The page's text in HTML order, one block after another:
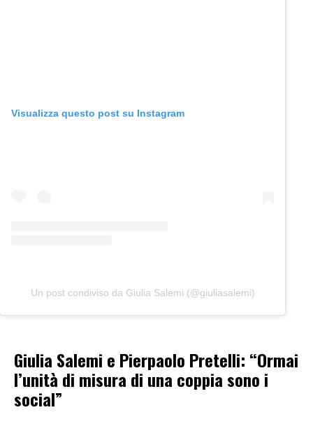
Visualizza questo post su Instagram
Un post condiviso da Giulia Salemi (@giuliasalemi)
Giulia Salemi e Pierpaolo Pretelli: “Ormai
l’unità di misura di una coppia sono i
social”